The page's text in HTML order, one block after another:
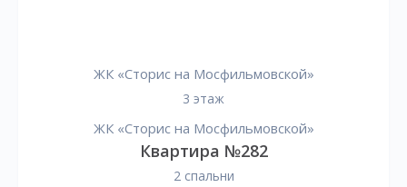
ЖК «Сторис на Мосфильмовской»
3 этаж
ЖК «Сторис на Мосфильмовской»
Квартира №282
2 спальни